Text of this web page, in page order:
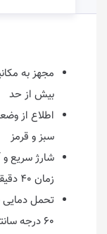
مجهز به
بیش‌ از حد
سبز و قرمز
زمان ۴۰ دقیقه
۶۰ درجه سانتی گراد